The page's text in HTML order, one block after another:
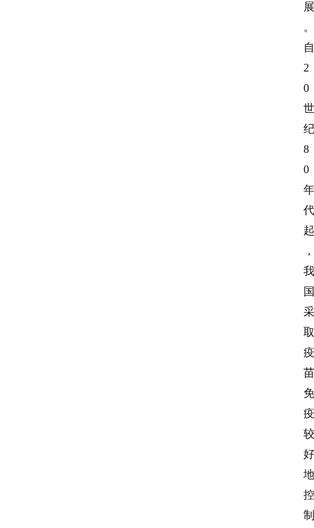
展
。
自
2
0
世
纪
8
0
年
代
起
，
我
国
采
取
疫
苗
免
疫
较
好
地
控
制